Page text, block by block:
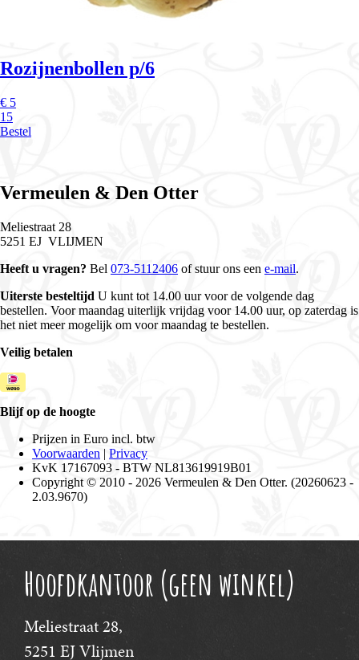
Hoofdkantoor (geen winkel)
Meliestraat 28,
5251 EJ Vlijmen